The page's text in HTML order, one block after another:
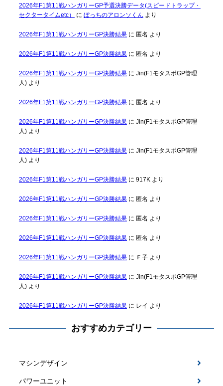
2026年F1第11戦ハンガリーGP予選決勝データ(スピードトラップ・
セクタータイムetc）
に ぼっちのアロンソくん より
2026年F1第11戦ハンガリーGP決勝結果に 匿名 より
2026年F1第11戦ハンガリーGP決勝結果に 匿名 より
2026年F1第11戦ハンガリーGP決勝結果に Jin(F1モタスポGP管理
人)より
2026年F1第11戦ハンガリーGP決勝結果に 匿名 より
2026年F1第11戦ハンガリーGP決勝結果に Jin(F1モタスポGP管理
人)より
2026年F1第11戦ハンガリーGP決勝結果に Jin(F1モタスポGP管理
人)より
2026年F1第11戦ハンガリーGP決勝結果に 917K より
2026年F1第11戦ハンガリーGP決勝結果に 匿名 より
2026年F1第11戦ハンガリーGP決勝結果に 匿名 より
2026年F1第11戦ハンガリーGP決勝結果に 匿名 より
2026年F1第11戦ハンガリーGP決勝結果に Ｆ子より
2026年F1第11戦ハンガリーGP決勝結果に Jin(F1モタスポGP管理
人)より
2026年F1第11戦ハンガリーGP決勝結果に レイ より
おすすめカテゴリー
マシンデザイン
パワーユニット